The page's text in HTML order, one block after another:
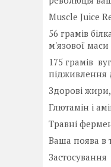
Muscle Juice
56 грамів
м'язової маси
175 грамів
підживлення
Здорові
Глютамін і
Травні
Ваша поява в
Застосування